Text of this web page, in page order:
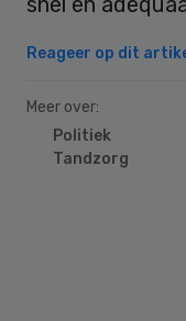
Reageer op dit
Meer over:
Politiek
Tandzorg